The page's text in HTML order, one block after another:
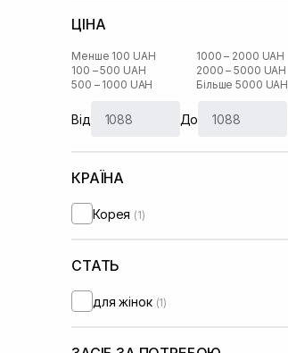
Needly
Purito (+1)
RARE Paris
Real Barrier
Rejuran
Sachi Skin
Skin1004
Usolab (+2)
ЦІНА
Менше 100 UAH
100 – 500 UAH
500 – 1000 UAH
1000 – 2000 UAH
2000 – 5000 UAH
Більше 5000 UAH
Від До
КРАЇНА
Корея (1)
СТАТЬ
для жінок (1)